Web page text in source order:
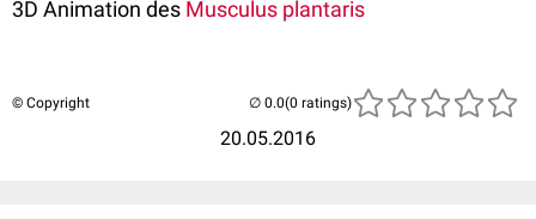
3D Animation des Musculus plantaris
© Copyright
20.05.2016
(0 ratings)